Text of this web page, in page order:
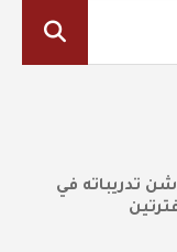
21 عامًا يدشن تدريباته في